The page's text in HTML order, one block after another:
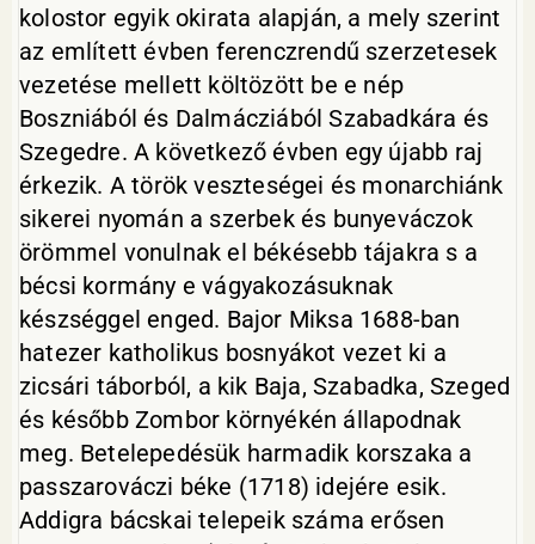
kolostor egyik okirata alapján, a mely szerint
az említett évben ferenczrendű szerzetesek
vezetése mellett költözött be e nép
Boszniából és Dalmácziából Szabadkára és
Szegedre. A következő évben egy újabb raj
érkezik. A török veszteségei és monarchiánk
sikerei nyomán a szerbek és bunyeváczok
örömmel vonulnak el békésebb tájakra s a
bécsi kormány e vágyakozásuknak
készséggel enged. Bajor Miksa 1688-ban
hatezer katholikus bosnyákot vezet ki a
zicsári táborból, a kik Baja, Szabadka, Szeged
és később Zombor környékén állapodnak
meg. Betelepedésük harmadik korszaka a
passzarováczi béke (1718) idejére esik.
Addigra bácskai telepeik száma erősen